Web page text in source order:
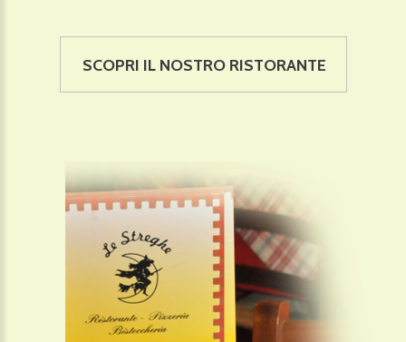
SCOPRI IL NOSTRO RISTORANTE